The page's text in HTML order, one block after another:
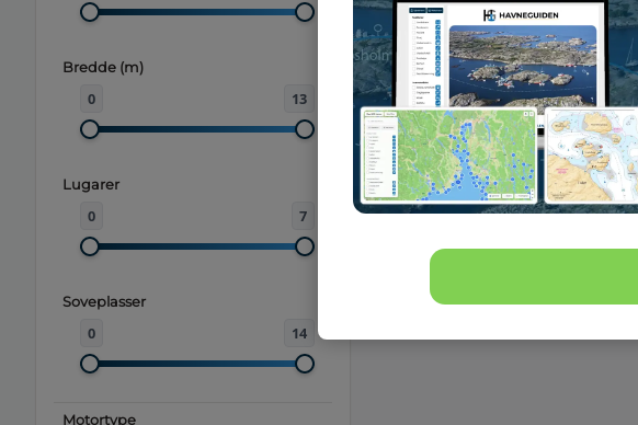
Bredde (m)
0 13
Lugarer
0 7
Soveplasser
0 14
Motortype